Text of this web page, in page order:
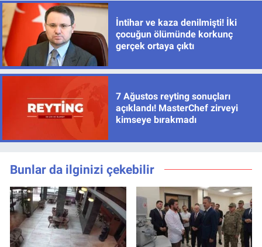
İntihar ve kaza denilmişti! İki
çocuğun ölümünde korkunç
gerçek ortaya çıktı
7 Ağustos reyting sonuçları
açıklandı! MasterChef zirveyi
kimseye bırakmadı
Bunlar da ilginizi çekebilir